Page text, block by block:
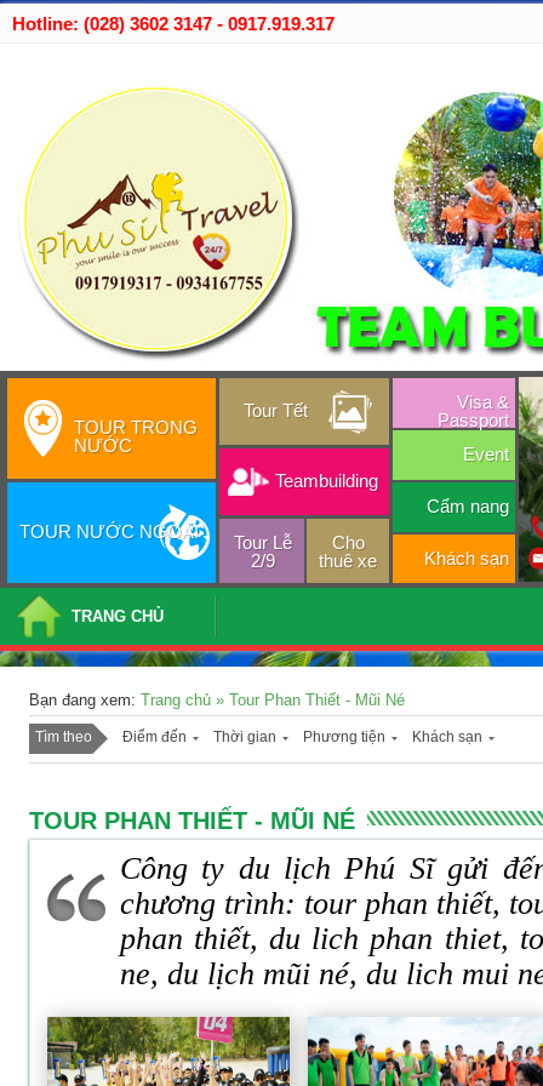
Hotline: (028) 3602 3147 - 0917.919.317
TOUR TRONG
NƯỚC
TOUR NƯỚC NGOÀI
Tour Tết
Teambuilding
Tour Lễ
2/9
Cho
thuê xe
Visa &
Passport
Event
Cẩm nang
Khách sạn
TRANG CHỦ
Bạn đang xem: Trang chủ » Tour Phan Thiết - Mũi Né
Tìm theo Điểm đến Thời gian Phương tiện Khách sạn
TOUR PHAN THIẾT - MŨI NÉ
Công ty du lịch Phú Sĩ gửi
chương trình: tour phan thiết,
phan thiết, du lich phan thiet,
ne, du lịch mũi né, du lich mui